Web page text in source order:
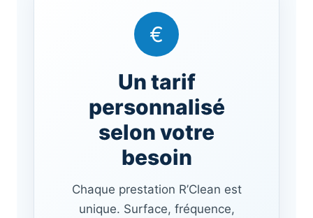
€
Un tarif
personnalisé
selon votre
besoin
Chaque prestation R’Clean est
unique. Surface, fréquence,